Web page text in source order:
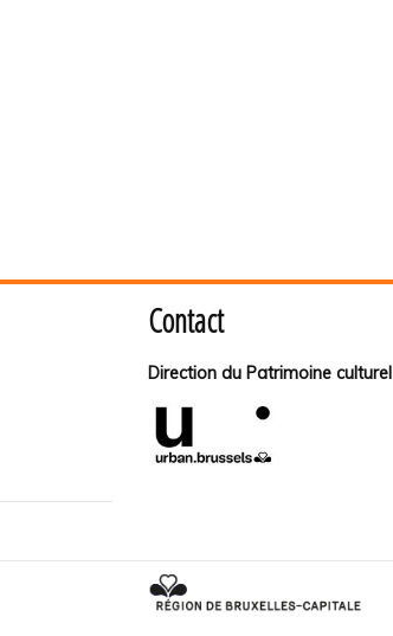
Contact
Direction du Patrimoine culturel